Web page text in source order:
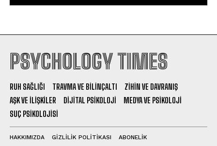
PSYCHOLOGY TIMES
RUH SAĞLIĞI TRAVMA VE BILINÇALTI
ZIHIN VE DAVRANIŞ
AŞK VE İLIŞKILER
DIJITAL PSIKOLOJI
MEDYA VE PSIKOLOJI
SUÇ PSIKOLOJISI
HAKKIMIZDA GIZLILIK POLITIKASI ABONELIK